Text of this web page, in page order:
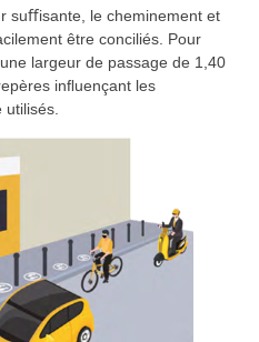
suﬀisante, le cheminement et
être conciliés. Pour
largeur de passage de 1,40
inﬂuençant les
utilisés.